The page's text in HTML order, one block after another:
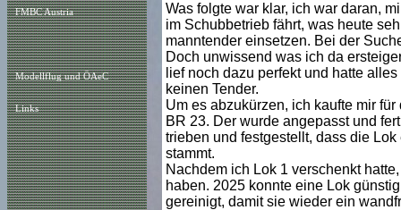
FMBC Austria
Modellflug und ÖAeC
Links
Was folgte war klar, ich war daran,
im Schubbetrieb fährt, was heute
manntender einsetzen. Bei der
Doch unwissend was ich da
lief noch dazu perfekt und hatte
keinen Tender.
Um es abzukürzen, ich kaufte mir
BR 23. Der wurde angepasst und
trieben und festgestellt, dass die
stammt.
Nachdem ich Lok 1 verschenkt
haben. 2025 konnte eine Lok
gereinigt, damit sie wieder ein